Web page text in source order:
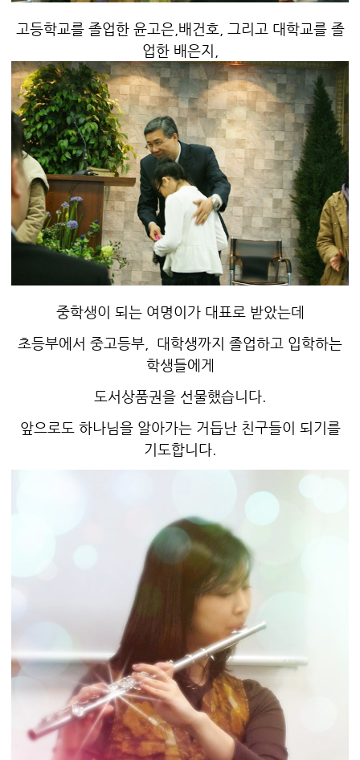
고등학교를 졸업한 윤고은,배건호, 그리고 대학교를 졸
업한 배은지,
중학생이 되는 여명이가 대표로 받았는데
초등부에서 중고등부, 대학생까지 졸업하고 입학하는
학생들에게
도서상품권을 선물했습니다.
앞으로도 하나님을 알아가는 거듭난 친구들이 되기를
기도합니다.